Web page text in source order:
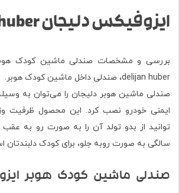
ایزوفیکس دلیجان delijan huber
بررسی و مشخصات صندلی ماشین کودک
delijan huber، صندلی داخل ماشین کودک
هوبر .
صندلی ماشین هوبر دلیجان را می‌توان به‌
ایمنی خودرو نصب کرد. این محصول ظرفیت
توانید از بدو تولد آن را به‌ صورت رو به‌ عقب
سالگی به صورت روبه جلو، برای کودک دلبندتان
صندلی ماشین کودک هوبر